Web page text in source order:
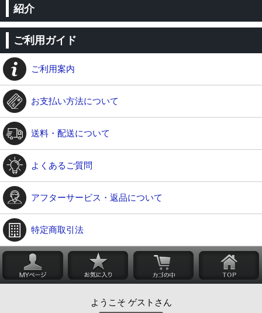
紹介
ご利用ガイド
ご利用案内
お支払い方法について
送料・配送について
よくあるご質問
アフターサービス・返品について
特定商取引法
ようこそ ゲストさん